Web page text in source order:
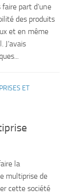
part d’une
des produits
et en même
PRISES ET
la
multiprise de
cette société